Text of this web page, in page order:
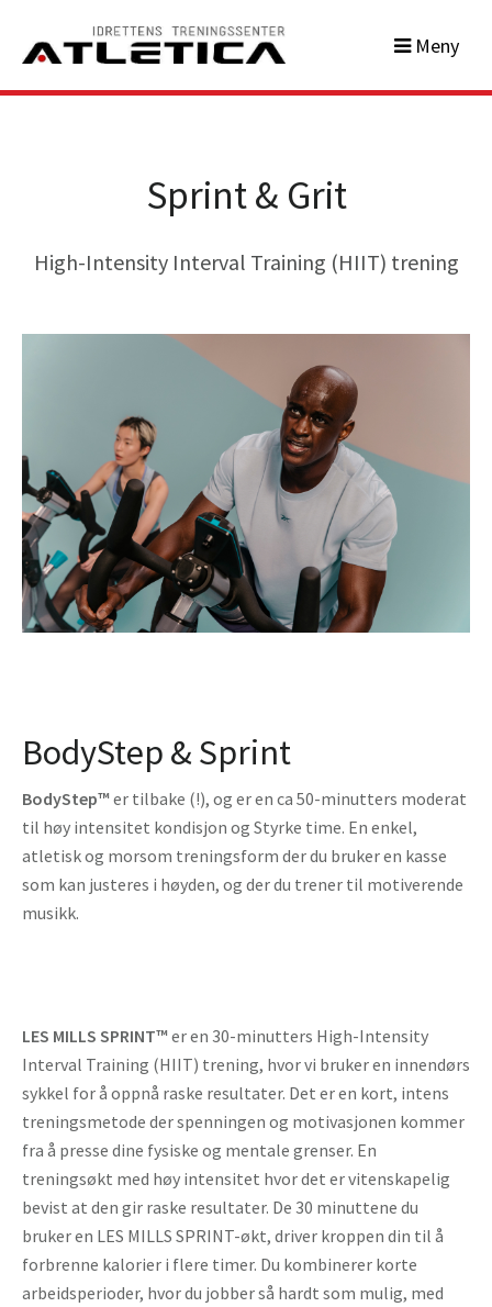
Meny
Sprint & Grit
High-Intensity Interval Training (HIIT) trening
BodyStep & Sprint
BodyStep™er tilbake (!), og er en ca 50-minutters moderat
til høy intensitet kondisjon og Styrke time. En enkel,
atletisk og morsom treningsform der du bruker en kasse
som kan justeres i høyden, og der du trener til motiverende
musikk.
LES MILLS SPRINT™er en 30-minutters High-Intensity
Interval Training (HIIT) trening, hvor vi bruker en innendørs
sykkel for å oppnå raske resultater. Det er en kort, intens
treningsmetode der spenningen og motivasjonen kommer
fra å presse dine fysiske og mentale grenser. En
treningsøkt med høy intensitet hvor det er vitenskapelig
bevist at den gir raske resultater. De 30 minuttene du
bruker en LES MILLS SPRINT-økt, driver kroppen din til å
forbrenne kalorier i flere timer. Du kombinerer korte
arbeidsperioder, hvor du jobber så hardt som mulig, med